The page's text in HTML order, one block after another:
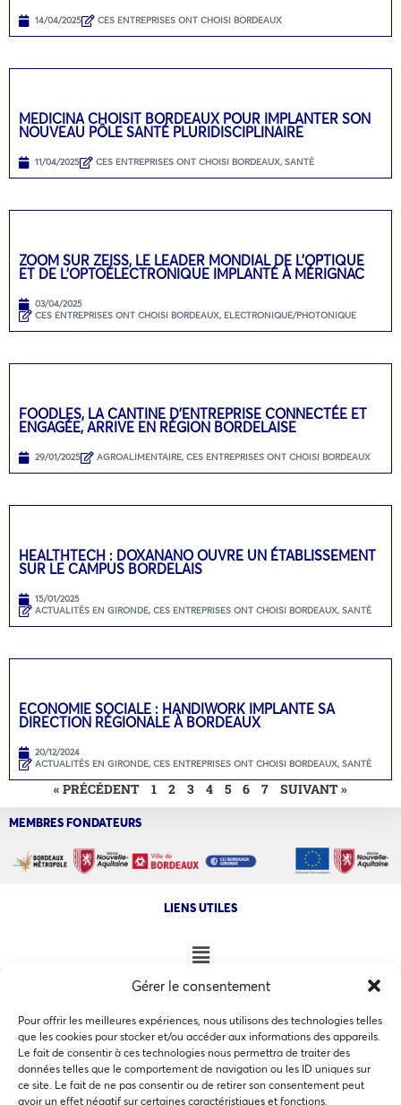
Gérer le consentement
Pour offrir les meilleures expériences, nous utilisons des technologies telles
que les cookies pour stocker et/ou accéder aux informations des appareils.
Le fait de consentir à ces technologies nous permettra de traiter des
données telles que le comportement de navigation ou les ID uniques sur
ce site. Le fait de ne pas consentir ou de retirer son consentement peut
avoir un effet négatif sur certaines caractéristiques et fonctions.
Ce site utilise des cookies pour les statistiques et pour
14/04/2025 CES ENTREPRISES ONT CHOISI BORDEAUX
MEDICINA CHOISIT BORDEAUX POUR IMPLANTER SON
NOUVEAU PÔLE SANTÉ PLURIDISCIPLINAIRE
11/04/2025 CES ENTREPRISES ONT CHOISI BORDEAUX, SANTÉ
ZOOM SUR ZEISS, LE LEADER MONDIAL DE L’OPTIQUE
ET DE L’OPTOÉLECTRONIQUE IMPLANTÉ À MÉRIGNAC
03/04/2025
CES ENTREPRISES ONT CHOISI BORDEAUX, ELECTRONIQUE/PHOTONIQUE
FOODLES, LA CANTINE D’ENTREPRISE CONNECTÉE ET
ENGAGÉE, ARRIVE EN RÉGION BORDELAISE
29/01/2025 AGROALIMENTAIRE, CES ENTREPRISES ONT CHOISI BORDEAUX
HEALTHTECH : DOXANANO OUVRE UN ÉTABLISSEMENT
SUR LE CAMPUS BORDELAIS
15/01/2025
ACTUALITÉS EN GIRONDE, CES ENTREPRISES ONT CHOISI BORDEAUX, SANTÉ
ECONOMIE SOCIALE : HANDIWORK IMPLANTE SA
DIRECTION RÉGIONALE À BORDEAUX
20/12/2024
ACTUALITÉS EN GIRONDE, CES ENTREPRISES ONT CHOISI BORDEAUX, SANTÉ
« PRÉCÉDENT 1 2 3 4 5 6 7 SUIVANT »
MEMBRES FONDATEURS
LIENS UTILES
NOS AUTRES SITES